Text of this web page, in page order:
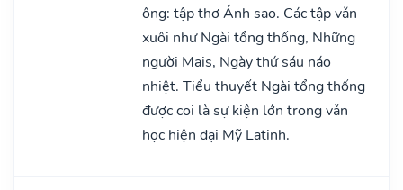
ông: tập thơ Ánh sao. Các tập vǎn
xuôi như Ngài tổng thống, Những
người Mais, Ngày thứ sáu náo
nhiệt. Tiểu thuyết Ngài tổng thống
được coi là sự kiện lớn trong vǎn
học hiện đại Mỹ Latinh.